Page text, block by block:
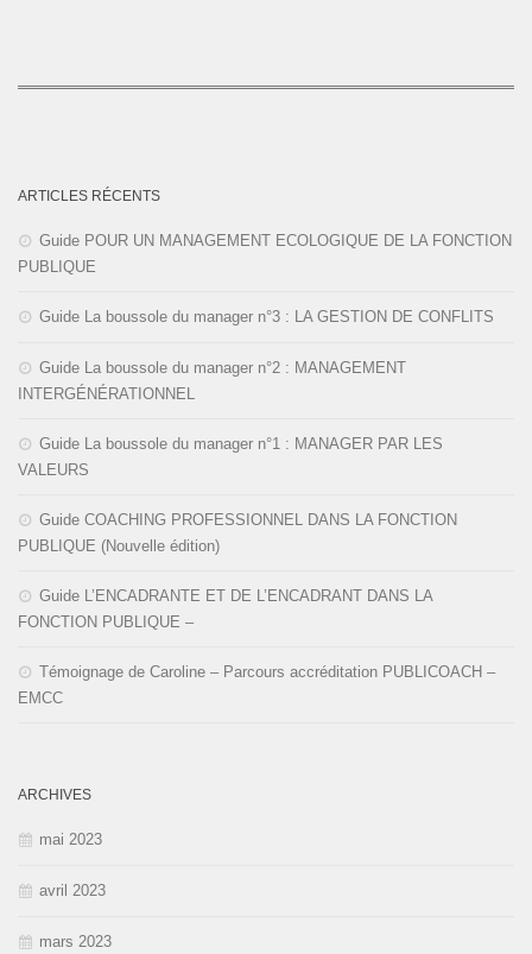
ARTICLES RÉCENTS
Guide POUR UN MANAGEMENT ECOLOGIQUE DE LA FONCTION
PUBLIQUE
Guide La boussole du manager n°3 : LA GESTION DE CONFLITS
Guide La boussole du manager n°2 : MANAGEMENT
INTERGÉNÉRATIONNEL
Guide La boussole du manager n°1 : MANAGER PAR LES
VALEURS
Guide COACHING PROFESSIONNEL DANS LA FONCTION
PUBLIQUE (Nouvelle édition)
Guide L’ENCADRANTE ET DE L’ENCADRANT DANS LA
FONCTION PUBLIQUE –
Témoignage de Caroline – Parcours accréditation PUBLICOACH –
EMCC
ARCHIVES
mai 2023
avril 2023
mars 2023